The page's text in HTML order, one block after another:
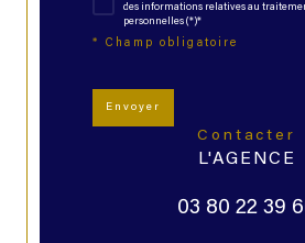
des informations relatives au
personnelles (*)*
* Champ obligatoire
Envoyer
contacter
L'AGENCE
03 80 22 39